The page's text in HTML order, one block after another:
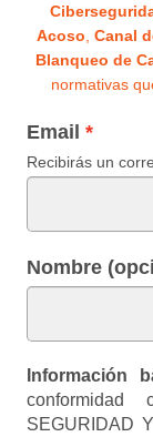
Acoso Canal
Blanqueo de
normativas
Email
Recibirás un
Nombre
Información
SEGURIDAD